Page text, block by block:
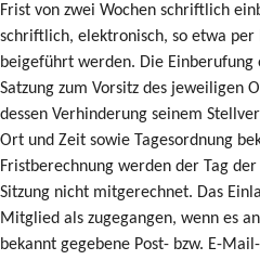
Frist von zwei Wochen schriftlich
schriftlich, elektronisch, so etwa
beigeführt werden. Die
Satzung zum Vorsitz des jeweiligen
dessen Verhinderung seinem
Ort und Zeit sowie Tagesordnung
Fristberechnung werden der Tag
Sitzung nicht mitgerechnet. Das
Mitglied als zugegangen, wenn es
bekannt gegebene Post- bzw. E-